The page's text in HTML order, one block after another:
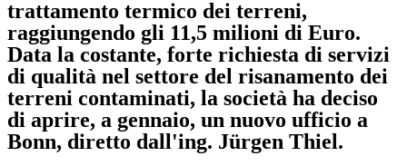
trattamento termico dei terreni,
raggiungendo gli 11,5 milioni di Euro.
Data la costante, forte richiesta di servizi
di qualità nel settore del risanamento dei
terreni contaminati, la società ha deciso
di aprire, a gennaio, un nuovo ufficio a
Bonn, diretto dall'ing. Jürgen Thiel.